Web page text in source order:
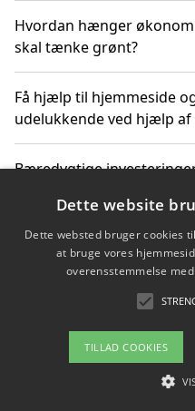
Hvordan hænger
skal tænke grønt?
Få hjælp til hjemmeside
udelukkende ved hjælp
Bæredygtige
Sådan kan online
grønne investeringer
Copyright
Om / kontakt
Dette website
Dette websted bruger cookies
at bruge vores
overensstemmelse
TILLAD COOKIES